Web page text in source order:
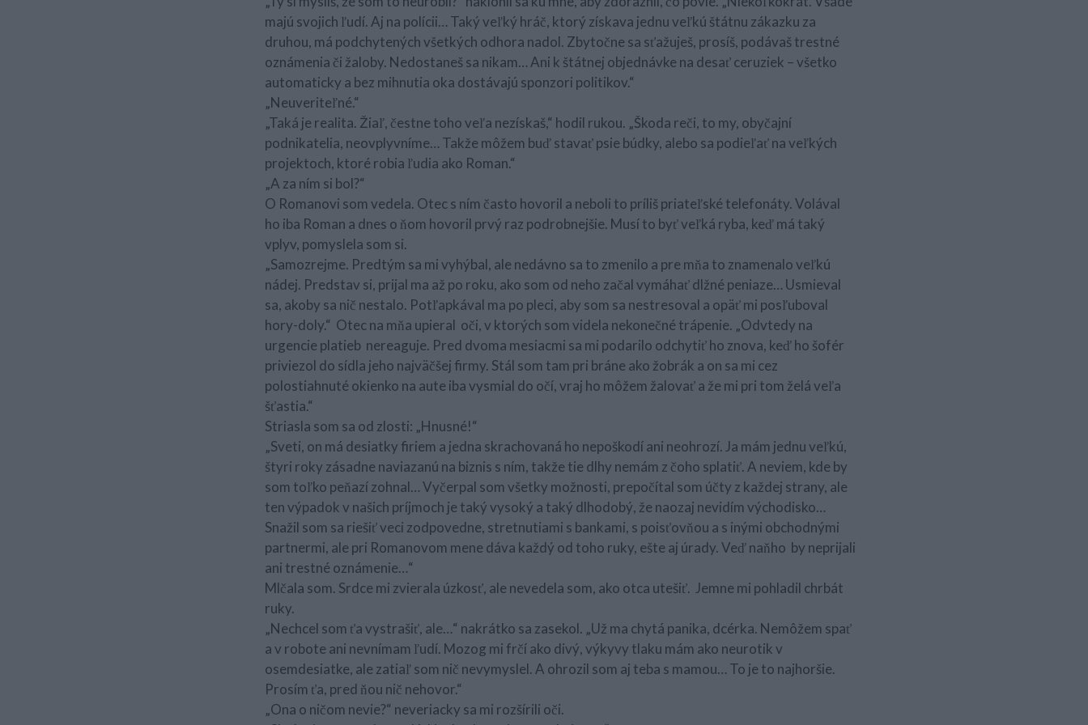
majú svojich ľudí. Aj na polícii… Taký veľký hráč, ktorý získava jednu veľkú štátnu zákazku za
druhou, má podchytených všetkých odhora nadol. Zbytočne sa sťažuješ, prosíš, podávaš trestné
oznámenia či žaloby. Nedostaneš sa nikam… Ani k štátnej objednávke na desať ceruziek – všetko
automaticky a bez mihnutia oka dostávajú sponzori politikov.“
„Neuveriteľné.“
„Taká je realita. Žiaľ, čestne toho veľa nezískaš,“ hodil rukou. „Škoda reči, to my, obyčajní
podnikatelia, neovplyvníme… Takže môžem buď stavať psie búdky, alebo sa podieľať na veľkých
projektoch, ktoré robia ľudia ako Roman.“
„A za ním si bol?“
O Romanovi som vedela. Otec s ním často hovoril a neboli to príliš priateľské telefonáty. Volával
ho iba Roman a dnes o ňom hovoril prvý raz podrobnejšie. Musí to byť veľká ryba, keď má taký
vplyv, pomyslela som si.
„Samozrejme. Predtým sa mi vyhýbal, ale nedávno sa to zmenilo a pre mňa to znamenalo veľkú
nádej. Predstav si, prijal ma až po roku, ako som od neho začal vymáhať dlžné peniaze… Usmieval
sa, akoby sa nič nestalo. Potľapkával ma po pleci, aby som sa nestresoval a opäť mi posľuboval
hory-doly.“ Otec na mňa upieral oči, v ktorých som videla nekonečné trápenie. „Odvtedy na
urgencie platieb nereaguje. Pred dvoma mesiacmi sa mi podarilo odchytiť ho znova, keď ho šofér
priviezol do sídla jeho najväčšej firmy. Stál som tam pri bráne ako žobrák a on sa mi cez
polostiahnuté okienko na aute iba vysmial do očí, vraj ho môžem žalovať a že mi pri tom želá veľa
šťastia.“
Striasla som sa od zlosti: „Hnusné!“
„Sveti, on má desiatky firiem a jedna skrachovaná ho nepoškodí ani neohrozí. Ja mám jednu veľkú,
štyri roky zásadne naviazanú na biznis s ním, takže tie dlhy nemám z čoho splatiť. A neviem, kde by
som toľko peňazí zohnal… Vyčerpal som všetky možnosti, prepočítal som účty z každej strany, ale
ten výpadok v našich príjmoch je taký vysoký a taký dlhodobý, že naozaj nevidím východisko…
Snažil som sa riešiť veci zodpovedne, stretnutiami s bankami, s poisťovňou a s inými obchodnými
partnermi, ale pri Romanovom mene dáva každý od toho ruky, ešte aj úrady. Veď naňho by neprijali
ani trestné oznámenie…“
Mlčala som. Srdce mi zvierala úzkosť, ale nevedela som, ako otca utešiť. Jemne mi pohladil chrbát
ruky.
„Nechcel som ťa vystrašiť, ale…“ nakrátko sa zasekol. „Už ma chytá panika, dcérka. Nemôžem spať
a v robote ani nevnímam ľudí. Mozog mi frčí ako divý, výkyvy tlaku mám ako neurotik v
osemdesiatke, ale zatiaľ som nič nevymyslel. A ohrozil som aj teba s mamou… To je to najhoršie.
Prosím ťa, pred ňou nič nehovor.“
„Ona o ničom nevie?“ neveriacky sa mi rozšírili oči.